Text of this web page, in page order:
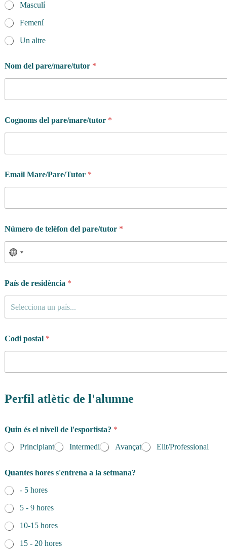
Masculí
Femení
Un altre
Nom del pare/mare/tutor *
Cognoms del pare/mare/tutor *
Email Mare/Pare/Tutor *
Número de telèfon del pare/tutor *
País de residència *
Selecciona un país...
Codi postal *
Perfil atlètic de l'alumne
Quin és el nivell de l'esportista? *
Principiant
Intermedi Avançat Elit/Professional
Quantes hores s'entrena a la setmana?
- 5 hores
5 - 9 hores
10-15 hores
15 - 20 hores